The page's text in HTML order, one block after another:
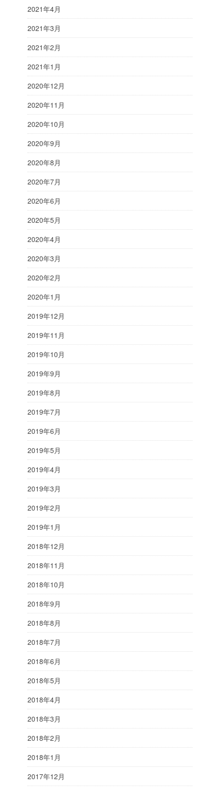
2021年4月
2021年3月
2021年2月
2021年1月
2020年12月
2020年11月
2020年10月
2020年9月
2020年8月
2020年7月
2020年6月
2020年5月
2020年4月
2020年3月
2020年2月
2020年1月
2019年12月
2019年11月
2019年10月
2019年9月
2019年8月
2019年7月
2019年6月
2019年5月
2019年4月
2019年3月
2019年2月
2019年1月
2018年12月
2018年11月
2018年10月
2018年9月
2018年8月
2018年7月
2018年6月
2018年5月
2018年4月
2018年3月
2018年2月
2018年1月
2017年12月